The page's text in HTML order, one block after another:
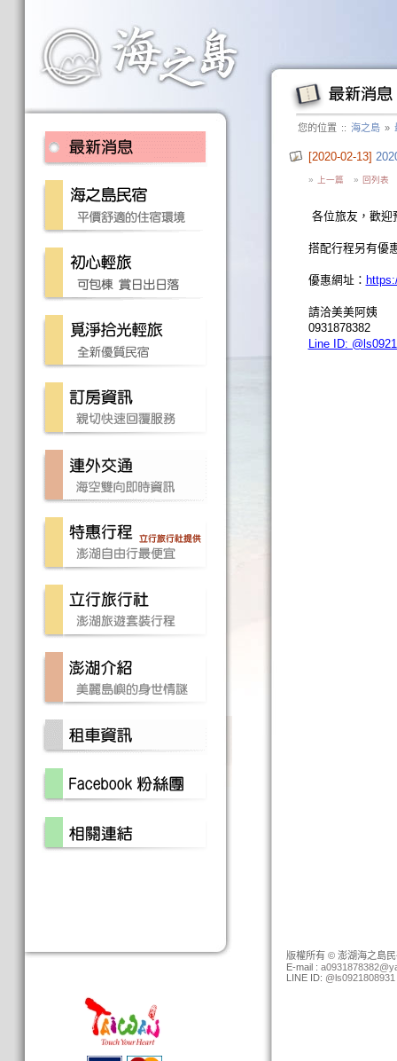
您的位置 :: 海之島 »
[2020-02-13]
» 上一篇 » 回列表
各位旅友，歡迎
搭配行程另有優
優惠網址：
請洽美美阿姨
0931878382
Line ID:
版權所有 © 澎湖海之島
E-mail :
LINE ID: @ls0921808931